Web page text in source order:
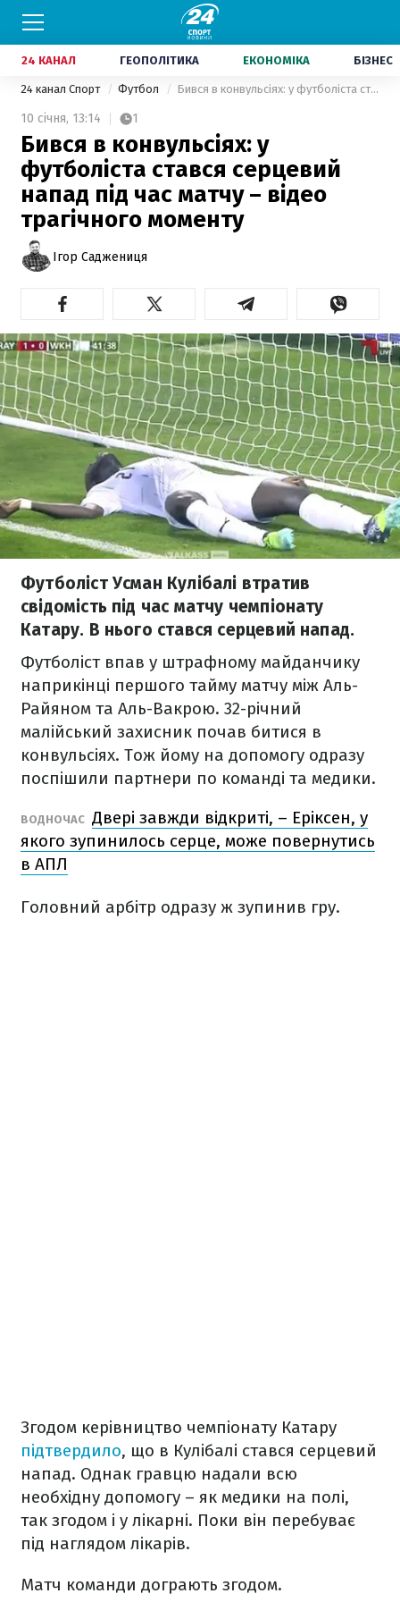
24 КАНАЛ ГЕОПОЛІТИКА ЕКОНОМІКА БІЗНЕС
24 канал Спорт Футбол Бився в конвульсіях: у футболіста стався серцевий напад під час матчу – відео трагічного моменту
10 січня, 13:14 1
Бився в конвульсіях: у
футболіста стався серцевий
напад під час матчу – відео
трагічного моменту
Ігор Саджениця
Футболіст Усман Кулібалі втратив
свідомість під час матчу чемпіонату
Катару. В нього стався серцевий напад.
Футболіст впав у штрафному майданчику
наприкінці першого тайму матчу між Аль-
Райяном та Аль-Вакрою. 32-річний
малійський захисник почав битися в
конвульсіях. Тож йому на допомогу одразу
поспішили партнери по команді та медики.
ВОДНОЧАС Двері завжди відкриті, – Еріксен, у
якого зупинилось серце, може повернутись
в АПЛ
Головний арбітр одразу ж зупинив гру.
Згодом керівництво чемпіонату Катару
підтвердило, що в Кулібалі стався серцевий
напад. Однак гравцю надали всю
необхідну допомогу – як медики на полі,
так згодом і у лікарні. Поки він перебуває
під наглядом лікарів.
Матч команди дограють згодом.